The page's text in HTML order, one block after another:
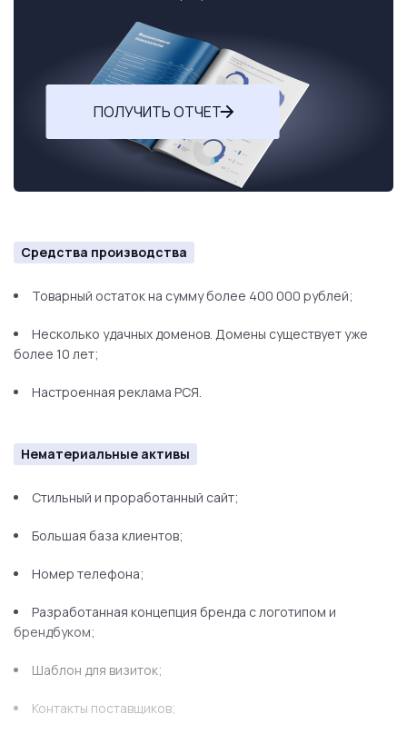
ПОЛУЧИТЬ ОТЧЕТ
Средства производства
Товарный остаток на сумму более 400 000 рублей;
Несколько удачных доменов. Домены существует уже
более 10 лет;
Настроенная реклама РСЯ.
Нематериальные активы
Стильный и проработанный сайт;
Большая база клиентов;
Номер телефона;
Разработанная концепция бренда с логотипом и
брендбуком;
Шаблон для визиток;
Контакты поставщиков;